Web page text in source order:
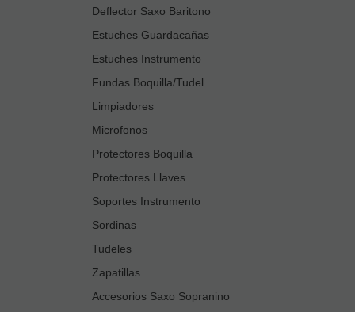
Deflector Saxo Baritono
Estuches Guardacañas
Estuches Instrumento
Fundas Boquilla/Tudel
Limpiadores
Microfonos
Protectores Boquilla
Protectores Llaves
Soportes Instrumento
Sordinas
Tudeles
Zapatillas
Accesorios Saxo Sopranino